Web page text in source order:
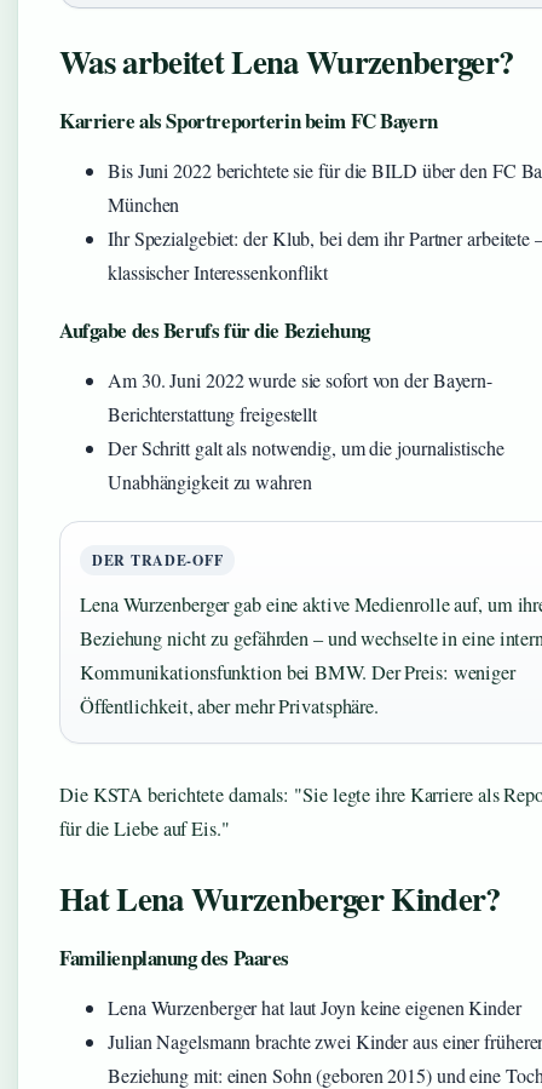
Was arbeitet Lena Wurzenberger?
Karriere als Sportreporterin beim FC Bayern
Bis Juni 2022 berichtete sie für die BILD über den FC
München
Ihr Spezialgebiet: der Klub, bei dem ihr Partner arbeitete
klassischer Interessenkonflikt
Aufgabe des Berufs für die Beziehung
Am 30. Juni 2022 wurde sie sofort von der Bayern-
Berichterstattung freigestellt
Der Schritt galt als notwendig, um die journalistische
Unabhängigkeit zu wahren
DER TRADE-OFF
Lena Wurzenberger gab eine aktive Medienrolle auf, um
Beziehung nicht zu gefährden – und wechselte in eine
Kommunikationsfunktion bei BMW. Der Preis: weniger
Öffentlichkeit, aber mehr Privatsphäre.
Die KSTA berichtete damals: Sie legte ihre Karriere als
für die Liebe auf Eis.
Hat Lena Wurzenberger Kinder?
Familienplanung des Paares
Lena Wurzenberger hat laut Joyn keine eigenen Kinder
Julian Nagelsmann brachte zwei Kinder aus einer
Beziehung mit: einen Sohn (geboren 2015) und eine